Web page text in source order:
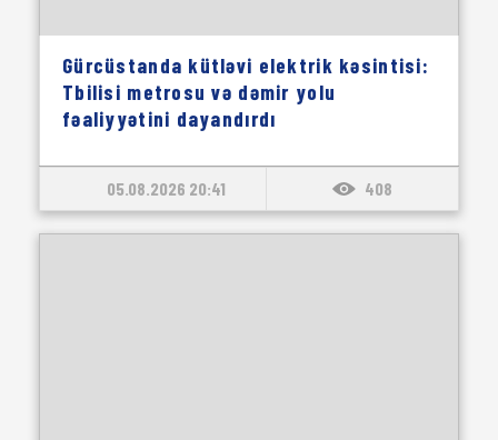
Gürcüstanda kütləvi elektrik kəsintisi:
Tbilisi metrosu və dəmir yolu
fəaliyyətini dayandırdı
05.08.2026 20:41 408